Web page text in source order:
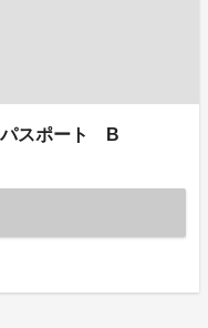
パスポート B